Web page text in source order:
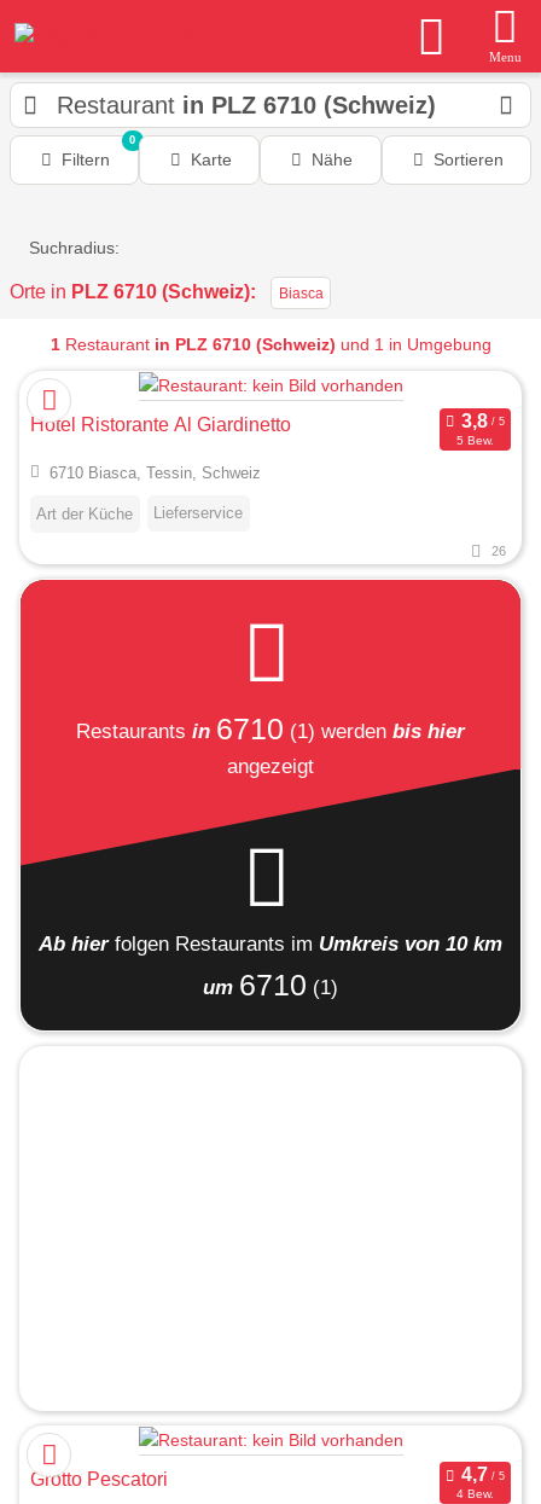
Menu
Restaurant in PLZ 6710 (Schweiz)
Filtern
0
Karte Nähe Sortieren
Suchradius:
Orte in PLZ 6710 (Schweiz): Biasca
1Restaurant in PLZ 6710 (Schweiz) und 1 in Umgebung
Hotel Ristorante Al Giardinetto
5 Bew.
6710 Biasca, Tessin, Schweiz
Art der Küche Lieferservice
26
Restaurants in 6710 (1) werden bis hier
angezeigt
Ab hier folgen Restaurants im Umkreis von 10 km
um 6710 (1)
Grotto Pescatori
4 Bew.